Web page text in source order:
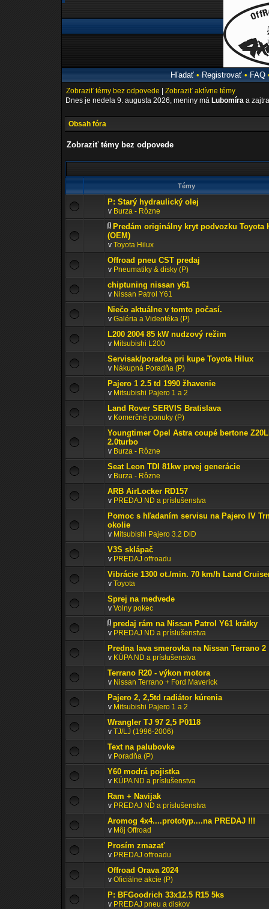
Hľadať• Registrovať• FAQ
Zobraziť témy bez odpovede
Zobraziť aktívne témy
Dnes je nedela 9. augusta 2026, meniny má Lubomíra a
Obsah fóra
Zobraziť témy bez odpovede
Témy
P: Starý hydraulický olej
v Burza - Rôzne
Predám originálny kryt podvozku Toyota
(OEM)
v Toyota Hilux
Offroad pneu CST predaj
v Pneumatiky & disky (P)
chiptuning nissan y61
v Nissan Patrol Y61
Niečo aktuálne v tomto počasí.
v Galéria a Videotéka (P)
L200 2004 85 kW nudzový režim
v Mitsubishi L200
Servisak/poradca pri kupe Toyota Hilux
v Nákupná Poradňa (P)
Pajero 1 2.5 td 1990 žhavenie
v Mitsubishi Pajero 1 a 2
Land Rover SERVIS Bratislava
v Komerčné ponuky (P)
Youngtimer Opel Astra coupé bertone
2.0turbo
v Burza - Rôzne
Seat Leon TDI 81kw prvej generácie
v Burza - Rôzne
ARB AirLocker RD157
v PREDAJ ND a príslušenstva
Pomoc s hľadaním servisu na Pajero IV
okolie
v Mitsubishi Pajero 3.2 DiD
V3S sklápač
v PREDAJ offroadu
Vibrácie 1300 ot./min. 70 km/h Land
v Toyota
Sprej na medvede
v Volny pokec
predaj rám na Nissan Patrol Y61 krátky
v PREDAJ ND a príslušenstva
Predna lava smerovka na Nissan Terrano 2
v KÚPA ND a príslušenstva
Terrano R20 - výkon motora
v Nissan Terrano + Ford Maverick
Pajero 2, 2,5td radiátor kúrenia
v Mitsubishi Pajero 1 a 2
Wrangler TJ 97 2,5 P0118
v TJ/LJ (1996-2006)
Text na palubovke
v Poradňa (P)
Y60 modrá pojistka
v KÚPA ND a príslušenstva
Ram + Navijak
v PREDAJ ND a príslušenstva
Aromog 4x4....prototyp....na PREDAJ !!!
v Môj Offroad
Prosím zmazať
v PREDAJ offroadu
Offroad Orava 2024
v Oficiálne akcie (P)
P: BFGoodrich 33x12.5 R15 5ks
v PREDAJ pneu a diskov